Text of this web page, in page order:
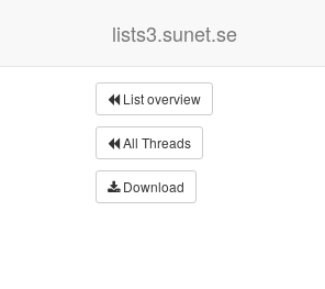
lists3.sunet.se
List overview
All Threads
Download